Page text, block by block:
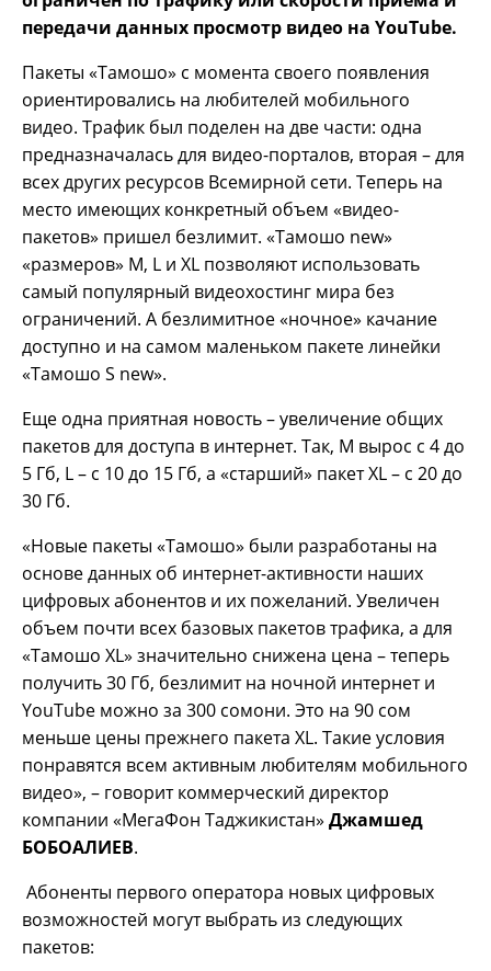
передачи данных просмотр видео на YouTube.
Пакеты «Тамошо» с момента своего появления
ориентировались на любителей мобильного
видео. Трафик был поделен на две части: одна
предназначалась для видео-порталов, вторая – для
всех других ресурсов Всемирной сети. Теперь на
место имеющих конкретный объем «видео-
пакетов» пришел безлимит. «Тамошо new»
«размеров» M, L и XL позволяют использовать
самый популярный видеохостинг мира без
ограничений. А безлимитное «ночное» качание
доступно и на самом маленьком пакете линейки
«Тамошо S new».
Еще одна приятная новость – увеличение общих
пакетов для доступа в интернет. Так, М вырос с 4 до
5 Гб, L – с 10 до 15 Гб, а «старший» пакет XL – с 20 до
30 Гб.
«Новые пакеты «Тамошо» были разработаны на
основе данных об интернет-активности наших
цифровых абонентов и их пожеланий. Увеличен
объем почти всех базовых пакетов трафика, а для
«Тамошо XL» значительно снижена цена – теперь
получить 30 Гб, безлимит на ночной интернет и
YouTube можно за 300 сомони. Это на 90 сом
меньше цены прежнего пакета XL. Такие условия
понравятся всем активным любителям мобильного
видео», – говорит коммерческий директор
компании «МегаФон Таджикистан» Джамшед
БОБОАЛИЕВ.
Абоненты первого оператора новых цифровых
возможностей могут выбрать из следующих
пакетов: